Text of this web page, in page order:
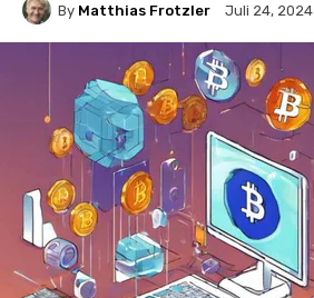
By Matthias Frotzler Juli 24, 2024